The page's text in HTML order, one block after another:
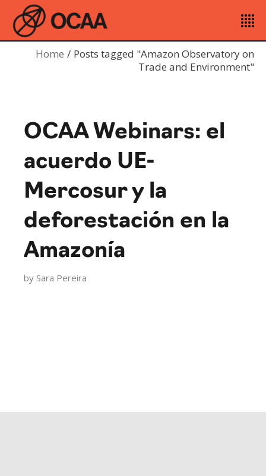
Home
Posts tagged "Amazon Observatory on
Trade and Environment"
OCAA Webinars: el
acuerdo UE-
Mercosur y la
deforestación en la
Amazonía
by Sara Pereira